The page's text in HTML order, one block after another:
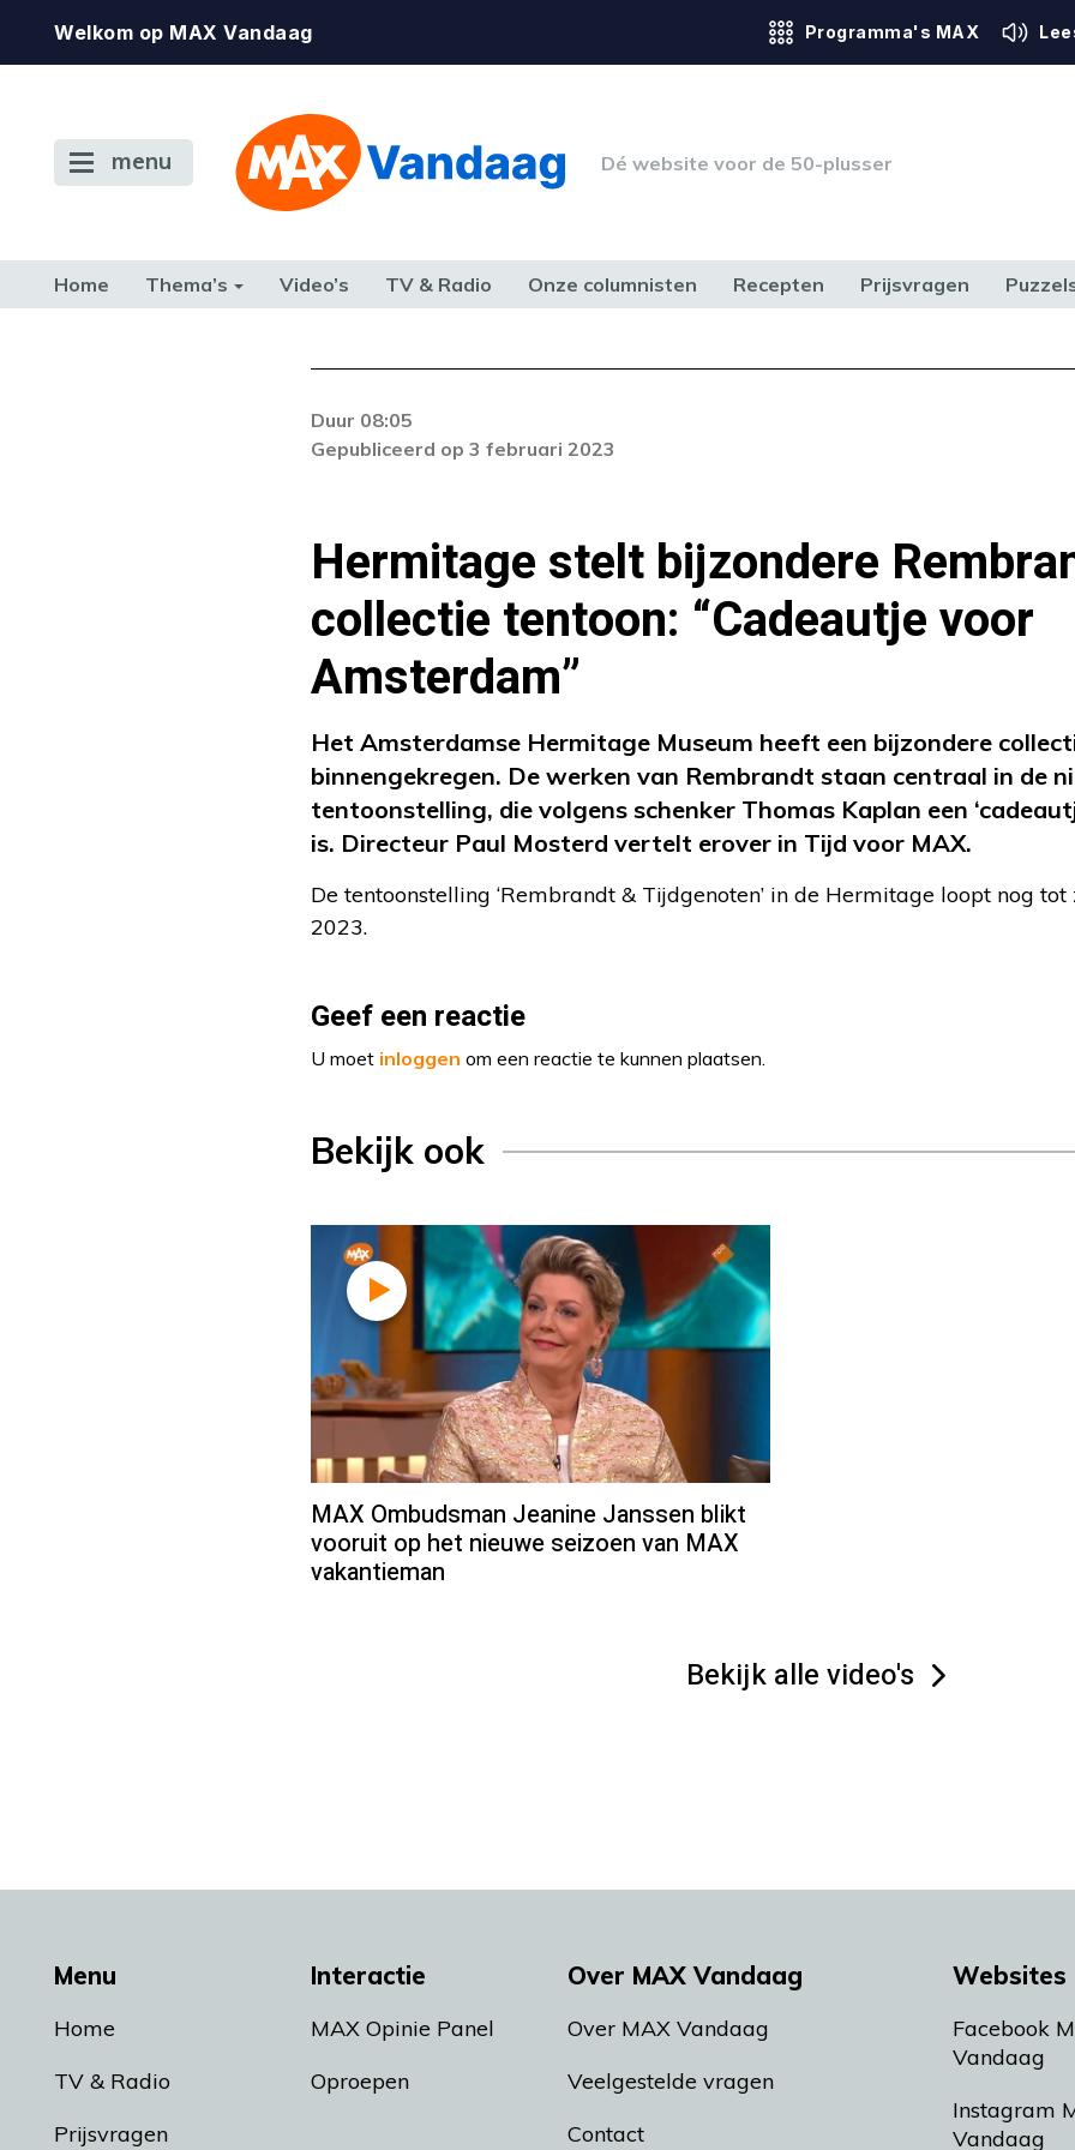
Welkom op MAX Vandaag Programma's MAX
menu Dé website voor de 50-plusser
Home Thema’s Video’s TV & Radio Onze columnisten Recepten Prijsvragen
De gewenste stream is op dit moment niet
beschikbaar. Als het probleem zich blijft voordoen,
Duur 08:05
Gepubliceerd op 3 februari 2023
Hermitage stelt bijzondere
collectie tentoon: “Cadeautje voor
Amsterdam”
Het Amsterdamse Hermitage Museum heeft een bijzondere
binnengekregen. De werken van Rembrandt staan centraal in de
tentoonstelling, die volgens schenker Thomas Kaplan een
is. Directeur Paul Mosterd vertelt erover in Tijd voor MAX.
De tentoonstelling ‘Rembrandt & Tijdgenoten’ in de Hermitage loopt nog
2023.
Geef een reactie
U moet inloggen om een reactie te kunnen plaatsen.
Bekijk ook
MAX Ombudsman Jeanine Janssen blikt
vooruit op het nieuwe seizoen van MAX
vakantieman
Bekijk alle video's
Menu
Home
TV & Radio
Prijsvragen
Interactie
MAX Opinie Panel
Oproepen
Over MAX Vandaag
Over MAX Vandaag
Veelgestelde vragen
Contact
Websites
Facebook
Vandaag
Instagram
Vandaag